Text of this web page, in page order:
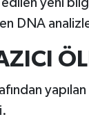
edilen yeni
DNA
yapılan